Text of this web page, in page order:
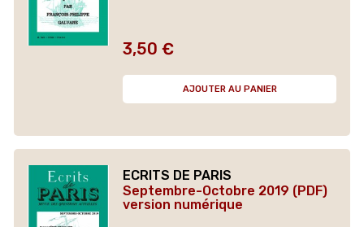
Prix
3,50 €
AJOUTER AU PANIER
ECRITS DE PARIS
Septembre-Octobre 2019 (PDF)
version numérique